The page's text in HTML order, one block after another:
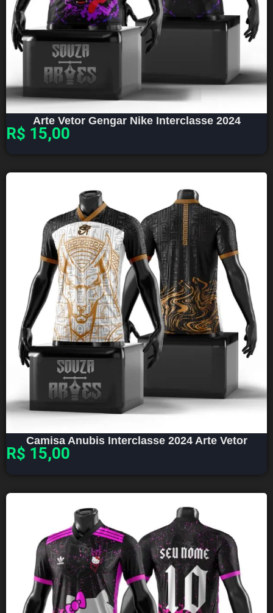
Arte Vetor Gengar Nike Interclasse 2024
R$ 15,00
Camisa Anubis Interclasse 2024 Arte Vetor
R$ 15,00